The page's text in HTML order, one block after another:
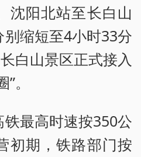
沈阳北站至长白山
缩短至4小时33分
白山景区正式接入
。
铁最高时速按350公
初期，铁路部门按